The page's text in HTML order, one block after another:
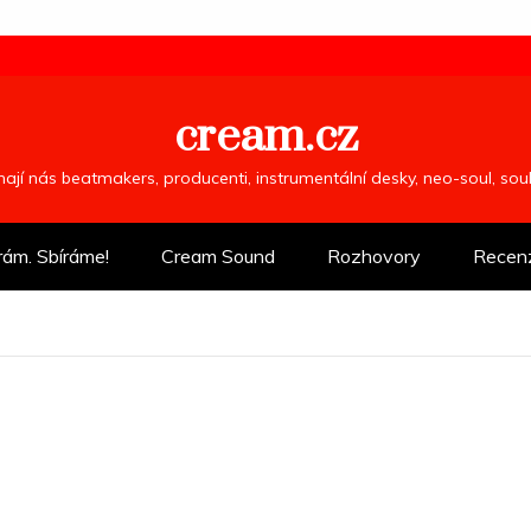
cream.cz
nás beatmakers, producenti, instrumentální desky, neo-soul,
Sbíráme! Cream Sound Rozhovory